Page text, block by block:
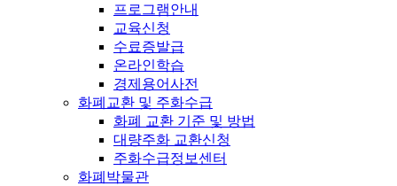
프로그램안내
교육신청
수료증발급
온라인학습
경제용어사전
화폐교환 및 주화수급
화폐 교환 기준 및 방법
대량주화 교환신청
주화수급정보센터
화폐박물관